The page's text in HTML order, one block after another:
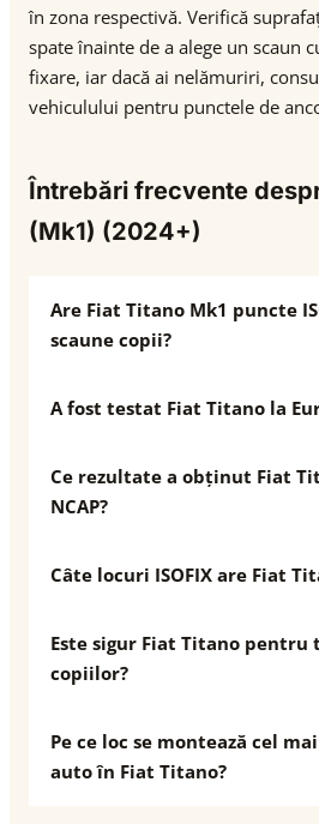
în zona respectivă. Verifică
spate înainte de a alege un scaun
fixare, iar dacă ai nelămuriri,
vehiculului pentru punctele de
Întrebări frecvente
(Mk1) (2024+)
Are Fiat Titano Mk1 puncte
scaune copii?
A fost testat Fiat Titano la
Ce rezultate a obținut Fiat
NCAP?
Câte locuri ISOFIX are Fiat
Este sigur Fiat Titano
copiilor?
Pe ce loc se montează cel
auto în Fiat Titano?